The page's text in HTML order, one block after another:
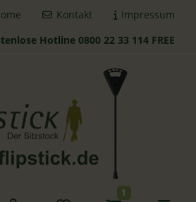
Impressum
Kontakt
Hotline 0800 22 33 114 FREE
1